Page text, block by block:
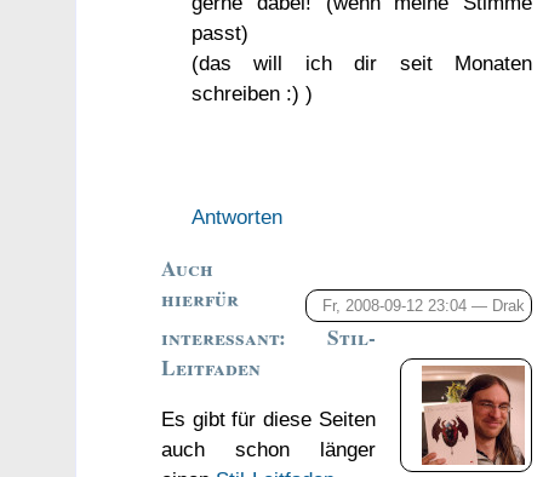
passt)
(das will ich dir seit Monaten
schreiben :) )
Antworten
Fr, 2008-09-12 23:04 — Drak
Auch
hierfür
interessant: Stil-
Leitfaden
Es gibt für diese Seiten
auch schon länger